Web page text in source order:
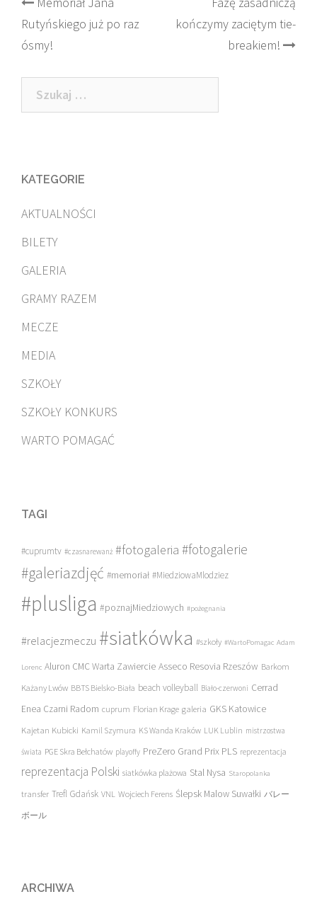
navigation
Rutyńskiego już po raz
ósmy!
kończymy zaciętym tie-
breakiem!
Szukaj:
KATEGORIE
AKTUALNOŚCI
BILETY
GALERIA
GRAMY RAZEM
MECZE
MEDIA
SZKOŁY
SZKOŁY KONKURS
WARTO POMAGAĆ
TAGI
#cuprumtv #czasnarewanż #fotogaleria #fotogalerie
#galeriazdjęć #memoriał #MiedziowaMlodziez
#plusliga #poznajMiedziowych #pożegnania
#relacjezmeczu #siatkówka #szkoły #WartoPomagac Adam
Lorenc Aluron CMC Warta Zawiercie Asseco Resovia Rzeszów Barkom
Każany Lwów BBTS Bielsko-Biała beach volleyball Biało-czerwoni Cerrad
Enea Czarni Radom cuprum Florian Krage galeria GKS Katowice
Kajetan Kubicki Kamil Szymura KS Wanda Kraków LUK Lublin mistrzostwa
świata PGE Skra Bełchatów playoffy PreZero Grand Prix PLS reprezentacja
reprezentacja Polski siatkówka plażowa Stal Nysa Staropolanka
transfer Trefl Gdańsk VNL Wojciech Ferens Ślepsk Malow Suwałki バレー
ボール
ARCHIWA